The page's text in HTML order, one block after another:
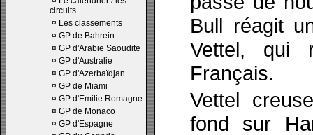
circuits
¤ Les classements
¤ GP de Bahrein
¤ GP d'Arabie Saoudite
¤ GP d'Australie
¤ GP d'Azerbaïdjan
¤ GP de Miami
¤ GP d'Emilie Romagne
¤ GP de Monaco
¤ GP d'Espagne
Bull réagit
Vettel, qui
Français.
Vettel
fond sur